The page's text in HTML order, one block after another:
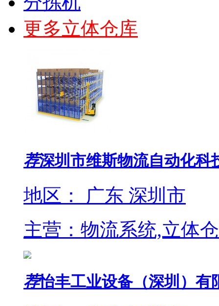
更多立体仓库
荐深圳市维斯物流自动化科
地区： 广东 深圳市
主营：物流系统,立体
荐怡丰工业设备（深圳）有